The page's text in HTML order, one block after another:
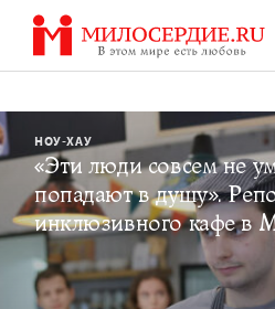
Перейти
содержанию
НОУ-ХАУ
«Эти люди совсем не
попадают в душу».
инклюзивного кафе в